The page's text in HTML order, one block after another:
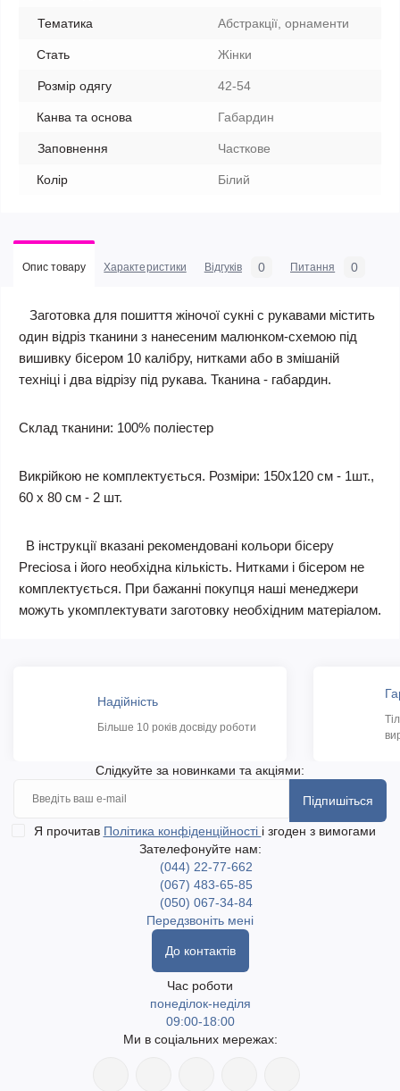
Тематика Абстракції, орнаменти
Стать Жінки
Розмір одягу 42-54
Канва та основа Габардин
Заповнення Часткове
Колір Білий
Опис товару Характеристики Відгуків 0 Питання 0
Заготовка для пошиття жіночої сукні c рукавами містить
один відріз тканини з нанесеним малюнком-схемою під
вишивку бісером 10 калібру, нитками або в змішаній
техніці і два відрізу під рукава. Тканина - габардин.
Склад тканини: 100% поліестер
Викрійкою не комплектується. Розміри: 150х120 см - 1шт.,
60 х 80 см - 2 шт.
В інструкції вказані рекомендовані кольори бісеру
Preciosa і його необхідна кількість. Нитками і бісером не
комплектується. При бажанні покупця наші менеджери
можуть укомплектувати заготовку необхідним матеріалом.
Надійність
Більше 10 років досвіду роботи
Слідкуйте за новинками та акціями:
Підпишіться
Я прочитав Політика конфіденційності і згоден з вимогами
Зателефонуйте нам:
(044) 22-77-662
(067) 483-65-85
(050) 067-34-84
Передзвоніть мені
До контактів
Час роботи
понеділок-неділя
09:00-18:00
Ми в соціальних мережах: